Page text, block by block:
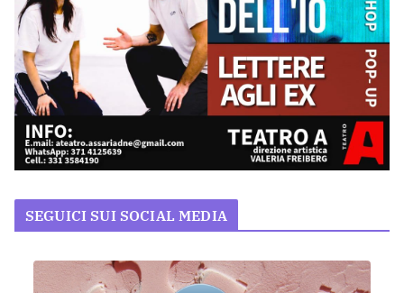
SEGUICI SUI SOCIAL MEDIA